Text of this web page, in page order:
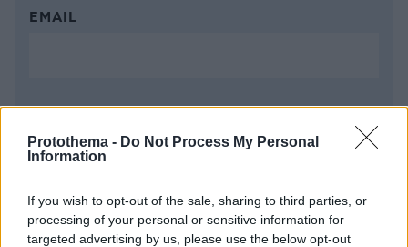
Protothema - Do Not Process My Personal
Information
If you wish to opt-out of the sale, sharing to third parties, or
processing of your personal or sensitive information for
targeted advertising by us, please use the below opt-out
EMAIL